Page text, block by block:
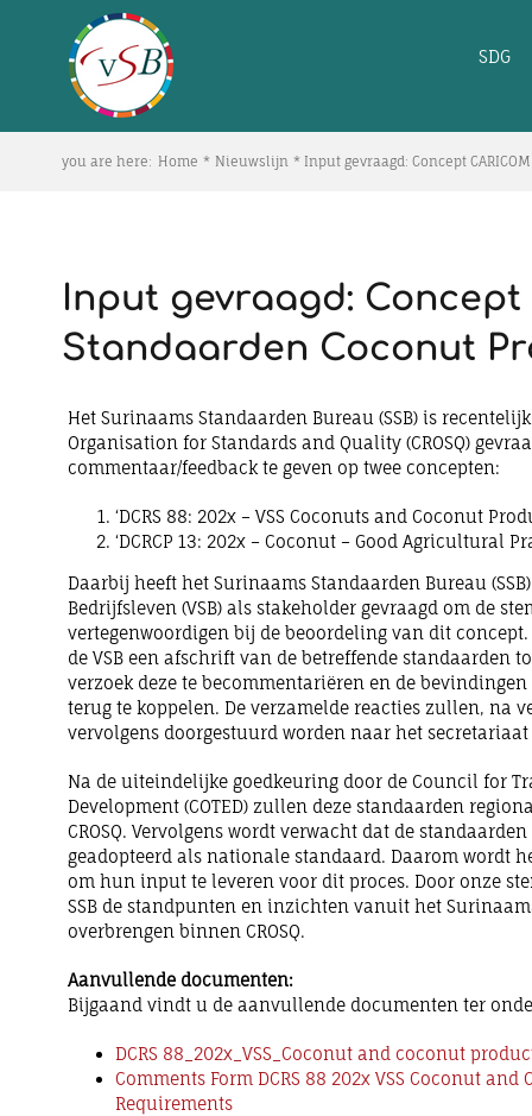
SDG
you are here: Home Nieuwslijn Input gevraagd: Concept
Input gevraagd: Concept
Standaarden Coconut
Het Surinaams Standaarden Bureau (SSB) is
Organisation for Standards and Quality (CROSQ)
commentaar/feedback te geven op twee concepten:
‘DCRS 88: 202x – VSS Coconuts and Coconut
‘DCRCP 13: 202x – Coconut – Good Agricultural
Daarbij heeft het Surinaams Standaarden Bureau
Bedrijfsleven (VSB) als stakeholder gevraagd om de
vertegenwoordigen bij de beoordeling van dit concept.
de VSB een afschrift van de betreffende standaarden
verzoek deze te becommentariëren en de
terug te koppelen. De verzamelde reacties zullen, na
vervolgens doorgestuurd worden naar het secretariaat
Na de uiteindelijke goedkeuring door de Council for
Development (COTED) zullen deze standaarden
CROSQ. Vervolgens wordt verwacht dat de
geadopteerd als nationale standaard. Daarom wordt
om hun input te leveren voor dit proces. Door onze
SSB de standpunten en inzichten vanuit het
overbrengen binnen CROSQ.
Aanvullende documenten:
Bijgaand vindt u de aanvullende documenten ter
DCRS 88_202x_VSS_Coconut and coconut
Comments Form DCRS 88 202x VSS Coconut and
Requirements